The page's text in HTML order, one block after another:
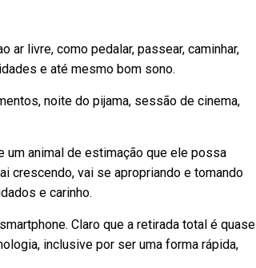
ar livre, como pedalar, passear, caminhar,
e até mesmo bom sono.
noite do pijama, sessão de cinema,
um animal de estimação que ele possa
crescendo, vai se apropriando e tomando
e carinho.
Claro que a retirada total é quase
inclusive por ser uma forma rápida,